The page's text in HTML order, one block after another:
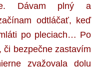
Dávam plný a
odtláčať, keď
po pleciach… Po
či bezpečne zastavím
zvažovala dolu